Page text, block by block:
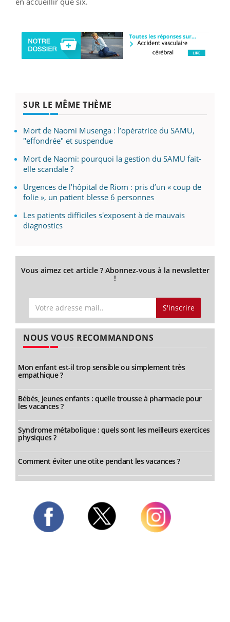
SUR LE MÊME THÈME
Mort de Naomi Musenga : l’opératrice du SAMU,
"effondrée" et suspendue
Mort de Naomi: pourquoi la gestion du SAMU fait-
elle scandale ?
Urgences de l’hôpital de Riom : pris d’un « coup de
folie », un patient blesse 6 personnes
Les patients difficiles s'exposent à de mauvais
diagnostics
Vous aimez cet article ? Abonnez-vous à la newsletter
!
S'inscrire
NOUS VOUS RECOMMANDONS
Mon enfant est-il trop sensible ou simplement très
empathique ?
Bébés, jeunes enfants : quelle trousse à pharmacie pour
les vacances ?
Syndrome métabolique : quels sont les meilleurs exercices
physiques ?
Comment éviter une otite pendant les vacances ?